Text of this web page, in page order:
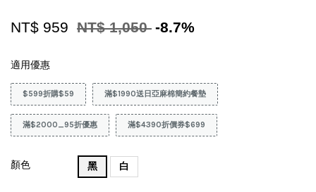
NT$ 959 NT$ 1,050 -8.7%
適用優惠
$599折購$59 滿$1990送日亞麻棉簡約餐墊
滿$2000_95折優惠 滿$4390折價券$699
顏色 黑 白